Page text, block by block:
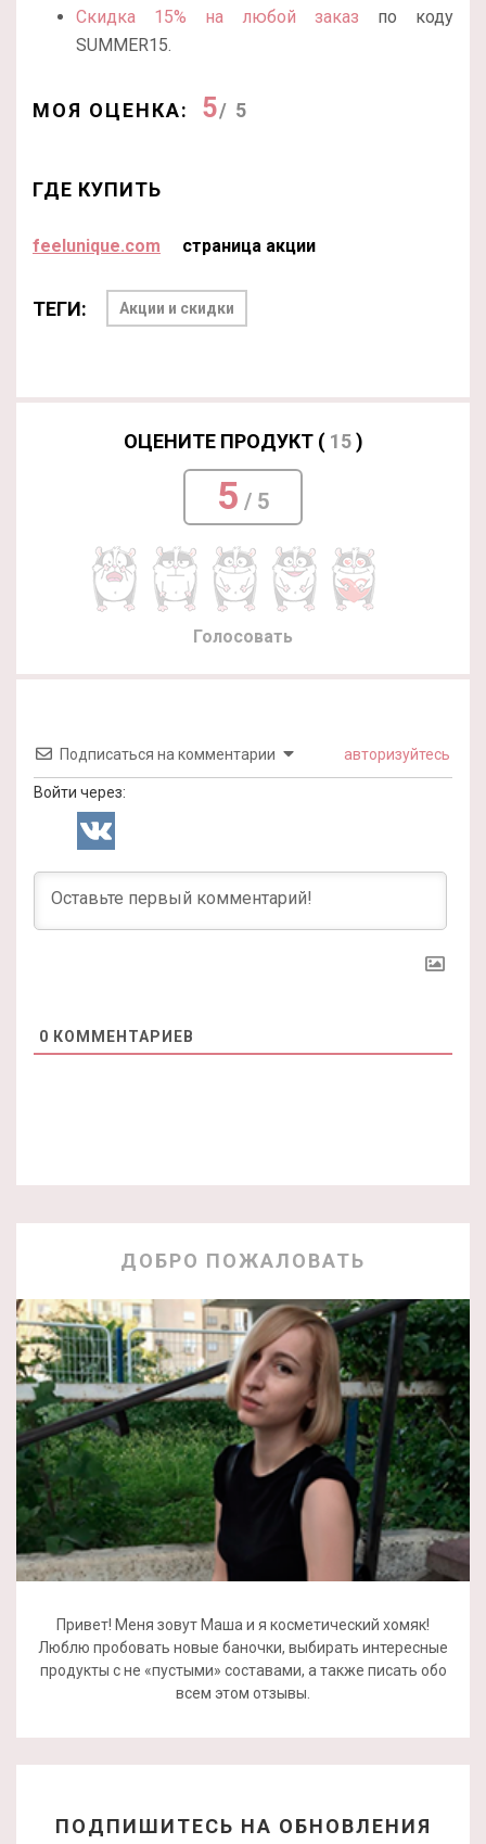
Скидка 15% на любой заказ по коду
SUMMER15.
МОЯ ОЦЕНКА: 5/ 5
ГДЕ КУПИТЬ
feelunique.com страница акции
ТЕГИ: Акции и скидки
ОЦЕНИТЕ ПРОДУКТ ( 15)
5 / 5
Голосовать
Подписаться на комментарии авторизуйтесь
Войти через:
0 КОММЕНТАРИЕВ
ДОБРО ПОЖАЛОВАТЬ
Привет! Меня зовут Маша и я косметический хомяк!
Люблю пробовать новые баночки, выбирать интересные
продукты с не «пустыми» составами, а также писать обо
всем этом отзывы.
ПОДПИШИТЕСЬ НА ОБНОВЛЕНИЯ